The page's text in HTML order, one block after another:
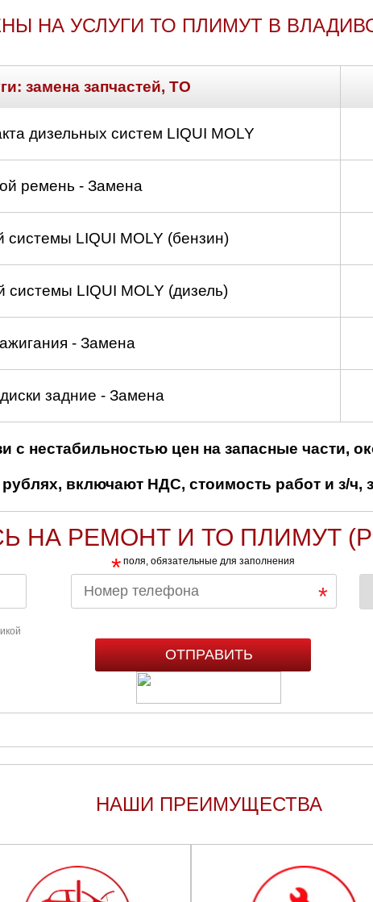
НА УСЛУГИ ТО ПЛИМУТ В
замена запчастей, ТО
дизельных систем LIQUI MOLY
ремень - Замена
системы LIQUI MOLY (бензин)
системы LIQUI MOLY (дизель)
- Замена
задние - Замена
нестабильностью цен на запасные части,
включают НДС, стоимость работ и з/ч,
НА РЕМОНТ И ТО ПЛИМУТ
* поля, обязательные для заполнения
НАШИ ПРЕИМУЩЕСТВА